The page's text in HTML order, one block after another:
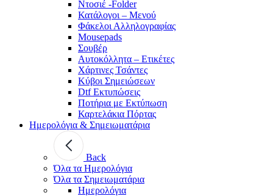
Ντοσιέ -Folder
Κατάλογοι – Μενού
Φάκελοι Αλληλογραφίας
Mousepads
Σουβέρ
Αυτοκόλλητα – Ετικέτες
Χάρτινες Τσάντες
Κύβοι Σημειώσεων
Dtf Εκτυπώσεις
Ποτήρια με Εκτύπωση
Καρτελάκια Πόρτας
Ημερολόγια & Σημειωματάρια
Back
Όλα τα Ημερολόγια
Όλα τα Σημειωματάρια
Ημερολόγια